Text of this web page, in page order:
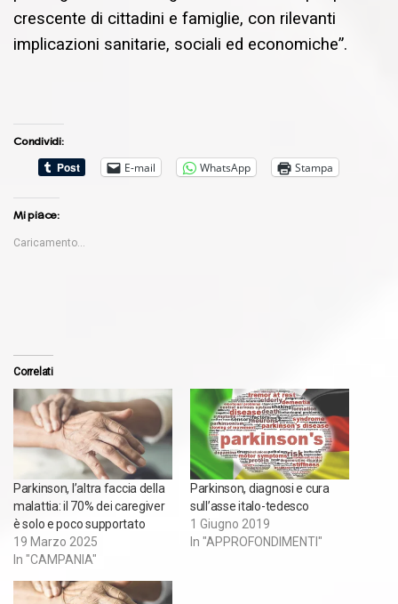
crescente di cittadini e famiglie, con rilevanti
implicazioni sanitarie, sociali ed economiche”.
Condividi:
E-mail
WhatsApp Stampa
Mi piace:
Caricamento...
Correlati
Parkinson, l’altra faccia della
malattia: il 70% dei caregiver
è solo e poco supportato
19 Marzo 2025
In "CAMPANIA"
Parkinson, diagnosi e cura
sull’asse italo-tedesco
1 Giugno 2019
In "APPROFONDIMENTI"